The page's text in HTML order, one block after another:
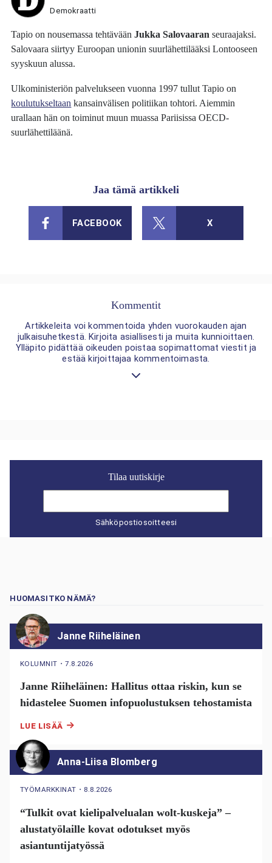
Demokraatti
Tapio on nousemassa tehtävään Jukka Salovaaran seuraajaksi.
Salovaara siirtyy Euroopan unionin suurlähettilääksi Lontooseen
syyskuun alussa.
Ulkoministeriön palvelukseen vuonna 1997 tullut Tapio on
koulutukseltaan kansainvälisen politiikan tohtori. Aiemmin
urallaan hän on toiminut muun muassa Pariisissa OECD-
suurlähettiläänä.
Jaa tämä artikkeli
FACEBOOK X
Kommentit
Artikkeleita voi kommentoida yhden vuorokauden ajan
julkaisuhetkestä. Kirjoita asiallisesti ja muita kunnioittaen.
Ylläpito pidättää oikeuden poistaa sopimattomat viestit ja
estää kirjoittajaa kommentoimasta.
Tilaa uutiskirje
Sähköpostiosoitteesi
HUOMASITKO NÄMÄ?
Janne Riiheläinen
KOLUMNIT ・7.8.2026
Janne Riiheläinen: Hallitus ottaa riskin, kun se
hidastelee Suomen infopuolustuksen tehostamista
LUE LISÄÄ
Anna-Liisa Blomberg
TYÖMARKKINAT ・ 8.8.2026
“Tulkit ovat kielipalvelualan wolt-kuskeja” –
alustatyölaille kovat odotukset myös
asiantuntijatyössä